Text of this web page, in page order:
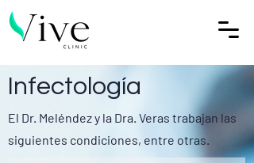
Infectología
El Dr. Meléndez y la Dra. Veras trabajan las
siguientes condiciones, entre otras.